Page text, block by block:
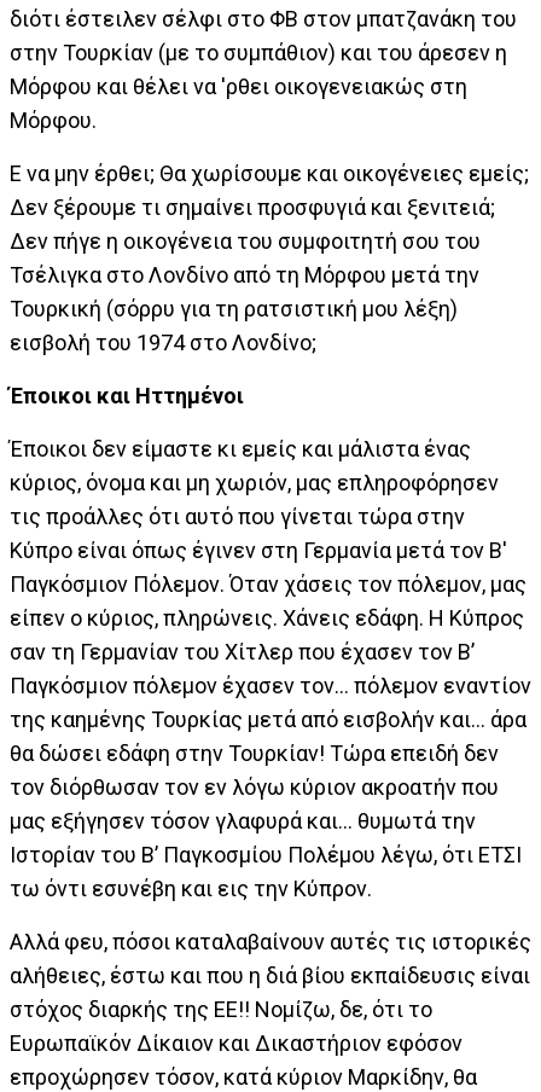
διότι έστειλεν σέλφι στο ΦΒ στον μπατζανάκη του
στην Τουρκίαν (με το συμπάθιον) και του άρεσεν η
Μόρφου και θέλει να 'ρθει οικογενειακώς στη
Μόρφου.
Ε να μην έρθει; Θα χωρίσουμε και οικογένειες εμείς;
Δεν ξέρουμε τι σημαίνει προσφυγιά και ξενιτειά;
Δεν πήγε η οικογένεια του συμφοιτητή σου του
Τσέλιγκα στο Λονδίνο από τη Μόρφου μετά την
Τουρκική (σόρρυ για τη ρατσιστική μου λέξη)
εισβολή του 1974 στο Λονδίνο;
Έποικοι και Ηττημένοι
Έποικοι δεν είμαστε κι εμείς και μάλιστα ένας
κύριος, όνομα και μη χωριόν, μας επληροφόρησεν
τις προάλλες ότι αυτό που γίνεται τώρα στην
Κύπρο είναι όπως έγινεν στη Γερμανία μετά τον Β'
Παγκόσμιον Πόλεμον. Όταν χάσεις τον πόλεμον, μας
είπεν ο κύριος, πληρώνεις. Χάνεις εδάφη. Η Κύπρος
σαν τη Γερμανίαν του Χίτλερ που έχασεν τον Β’
Παγκόσμιον πόλεμον έχασεν τον... πόλεμον εναντίον
της καημένης Τουρκίας μετά από εισβολήν και... άρα
θα δώσει εδάφη στην Τουρκίαν! Τώρα επειδή δεν
τον διόρθωσαν τον εν λόγω κύριον ακροατήν που
μας εξήγησεν τόσον γλαφυρά και... θυμωτά την
Ιστορίαν του Β’ Παγκοσμίου Πολέμου λέγω, ότι ΕΤΣΙ
τω όντι εσυνέβη και εις την Κύπρον.
Αλλά φευ, πόσοι καταλαβαίνουν αυτές τις ιστορικές
αλήθειες, έστω και που η διά βίου εκπαίδευσις είναι
στόχος διαρκής της ΕΕ!! Νομίζω, δε, ότι το
Ευρωπαϊκόν Δίκαιον και Δικαστήριον εφόσον
επροχώρησεν τόσον, κατά κύριον Μαρκίδην, θα